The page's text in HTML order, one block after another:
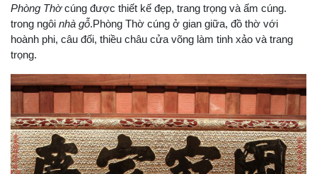
Phòng Thờcúng được thiết kế đẹp, trang trọng và ấm cúng.
trong ngôi nhà gỗ.Phòng Thờ cúng ở gian giữa, đồ thờ với
hoành phi, câu đối, thiều châu cửa võng làm tinh xảo và trang
trọng.